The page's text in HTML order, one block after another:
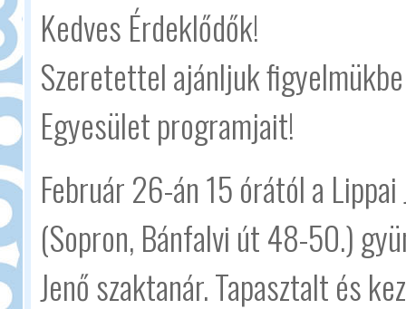
Kedves Érdeklődők!
Szeretettel ajánljuk
Egyesület programjait!
Február 26-án 15 órától a
(Sopron, Bánfalvi út 48-50.)
Jenő szaktanár. Tapasztalt és